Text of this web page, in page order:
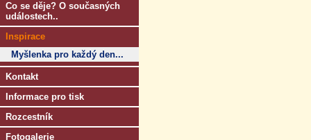
Co se děje? O současných
událostech..
Inspirace
Myšlenka pro každý den...
Kontakt
Informace pro tisk
Rozcestník
Fotogalerie